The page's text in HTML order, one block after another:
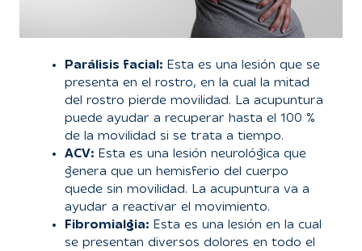
Parálisis facial: Esta es una lesión que se
presenta en el rostro, en la cual la mitad
del rostro pierde movilidad. La acupuntura
puede ayudar a recuperar hasta el 100 %
de la movilidad si se trata a tiempo.
ACV: Esta es una lesión neurológica que
genera que un hemisferio del cuerpo
quede sin movilidad. La acupuntura va a
ayudar a reactivar el movimiento.
Fibromialgia: Esta es una lesión en la cual
se presentan diversos dolores en todo el